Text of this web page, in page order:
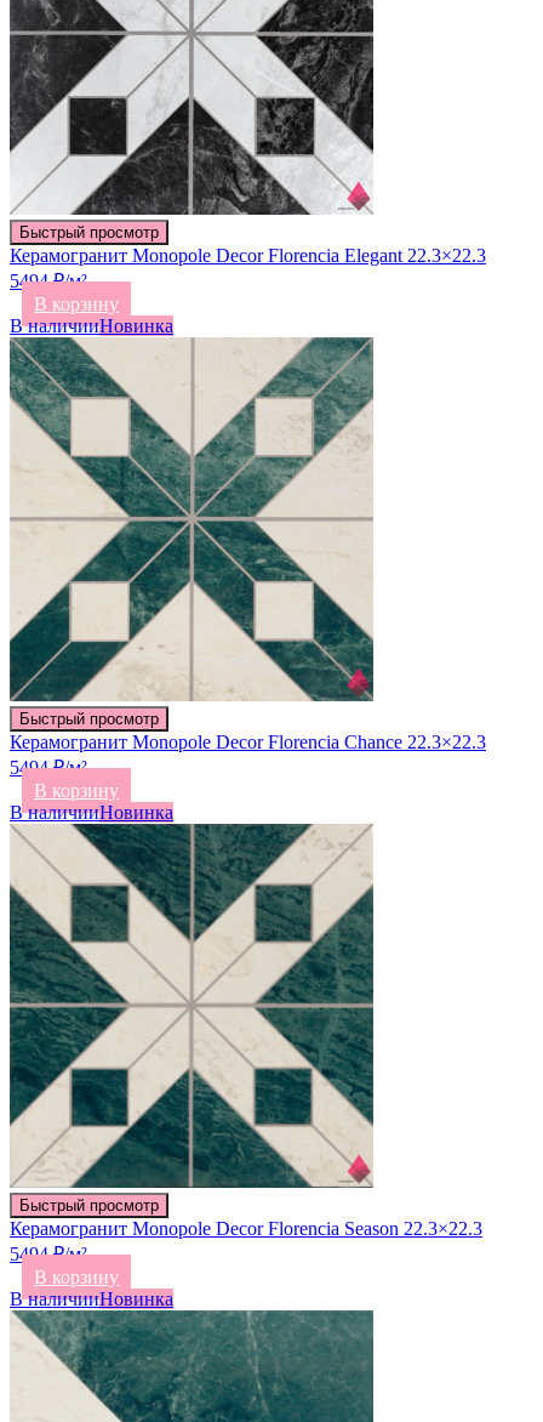
Быстрый просмотр
Керамогранит Monopole Decor Florencia Elegant 22.3×22.3
5494 ₽/м²
В корзину
В наличииНовинка
Быстрый просмотр
Керамогранит Monopole Decor Florencia Chance 22.3×22.3
5494 ₽/м²
В корзину
В наличииНовинка
Быстрый просмотр
Керамогранит Monopole Decor Florencia Season 22.3×22.3
5494 ₽/м²
В корзину
В наличииНовинка